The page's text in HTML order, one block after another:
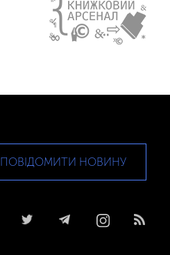
ПОВІДОМИТИ НОВИНУ